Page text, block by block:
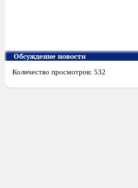
Обсуждение новости
Количество просмотров: 532